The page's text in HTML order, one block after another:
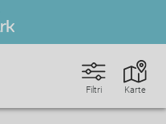
Karte
Filtri